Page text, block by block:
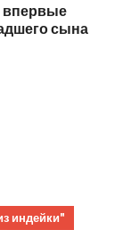
впервые
сына
индейки"